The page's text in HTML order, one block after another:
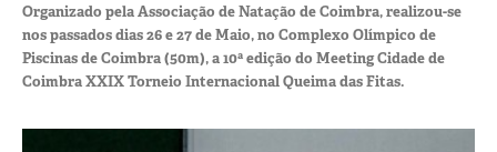
Organizado pela Associação de Natação de Coimbra, realizou-se
nos passados dias 26 e 27 de Maio, no Complexo Olímpico de
Piscinas de Coimbra (50m), a 10ª edição do Meeting Cidade de
Coimbra XXIX Torneio Internacional Queima das Fitas.